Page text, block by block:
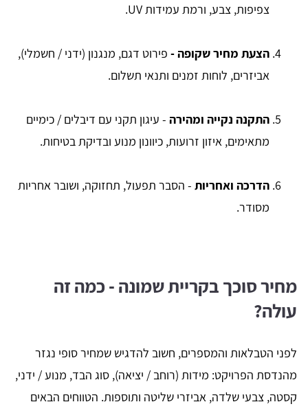
צפיפות, צבע, ורמת עמידות UV.
הצעת מחיר שקופה - פירוט דגם, מנגנון (ידני / חשמלי),
אביזרים, לוחות זמנים ותנאי תשלום.
התקנה נקייה ומהירה - עיגון תקני עם דיבלים / כימיים
מתאימים, איזון זרועות, כיוונון מנוע ובדיקת בטיחות.
הדרכה ואחריות - הסבר תפעול, תחזוקה, ושובר אחריות
מסודר.
מחיר סוכך בקריית שמונה - כמה זה
עולה?
לפני הטבלאות והמספרים, חשוב להדגיש שמחיר סופי נגזר
מהנדסת הפרויקט: מידות (רוחב / יציאה), סוג הבד, מנוע / ידני,
קסטה, צבעי שלדה, אביזרי שליטה ותוספות. הטווחים הבאים